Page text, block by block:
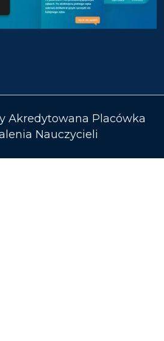
Akredytowana Placówka
Nauczycieli